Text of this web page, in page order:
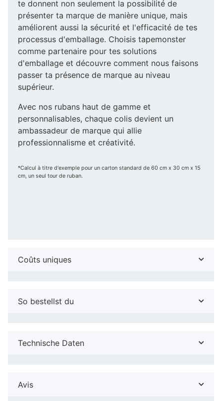
te donnent non seulement la possibilité de
présenter ta marque de manière unique, mais
améliorent aussi la sécurité et l'efficacité de tes
processus d'emballage. Choisis tapemonster
comme partenaire pour tes solutions
d'emballage et découvre comment nous faisons
passer ta présence de marque au niveau
supérieur.
Avec nos rubans haut de gamme et
personnalisables, chaque colis devient un
ambassadeur de marque qui allie
professionnalisme et créativité.
*Calcul à titre d'exemple pour un carton standard de 60 cm x 30 cm x 15
cm, un seul tour de ruban.
Coûts uniques
So bestellst du
Technische Daten
Avis